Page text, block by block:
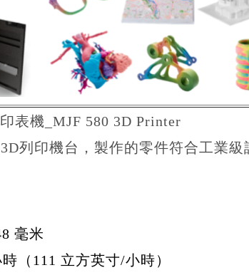
表機_MJF 580 3D Printer
列印機台，製作的零件符合工業
毫米
（111 立方英寸/小時）